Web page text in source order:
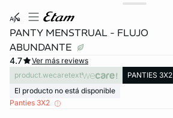
aya
PANTY MENSTRUAL - FLUJO
ABUNDANTE
4.7
Ver más reviews
product.wecaretext
PANTIES 3X2
El producto no está disponible
Panties 3X2